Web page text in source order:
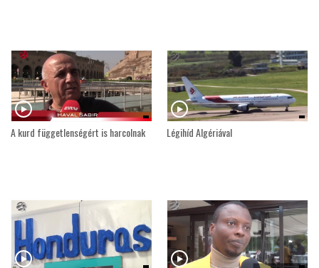
A kurd függetlenségért is harcolnak Légihíd Algériával